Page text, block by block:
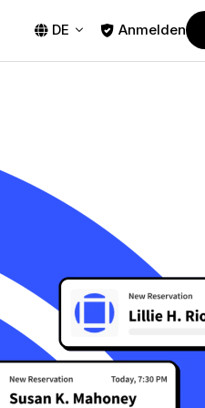
Verpflichtung.
Leistungsstarker
erschwinglicher
kleinere Restaurants.
Business
Der beliebteste Plan,
Bedürfnisse einer
DE Anmelden